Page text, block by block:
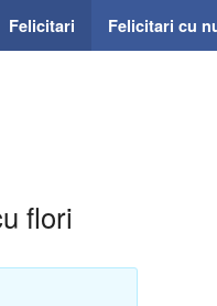
Felicitari Felicitari cu
flori